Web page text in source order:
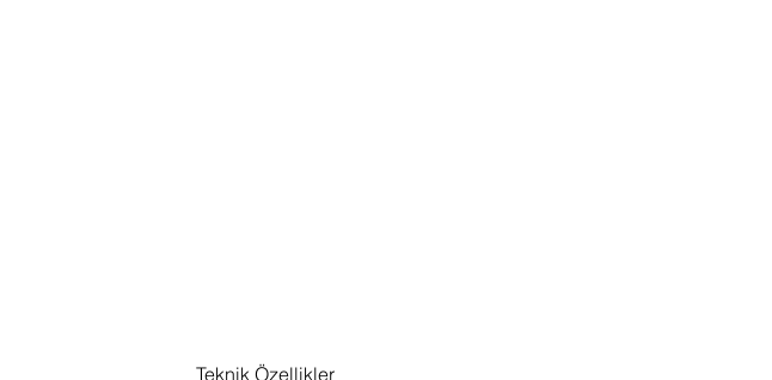
Teknik Özellikler